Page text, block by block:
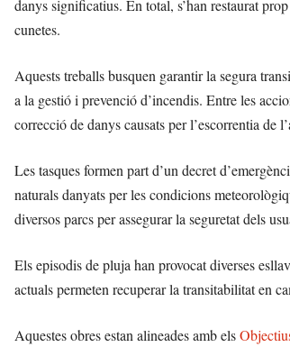
danys significatius. En total, s’han restaurat
cunetes.
Aquests treballs busquen garantir la segura
a la gestió i prevenció d’incendis. Entre les
correcció de danys causats per l’escorrentia de
Les tasques formen part d’un decret
naturals danyats per les condicions
diversos parcs per assegurar la seguretat dels
Els episodis de pluja han provocat diverses
actuals permeten recuperar la transitabilitat en
Aquestes obres estan alineades amb els